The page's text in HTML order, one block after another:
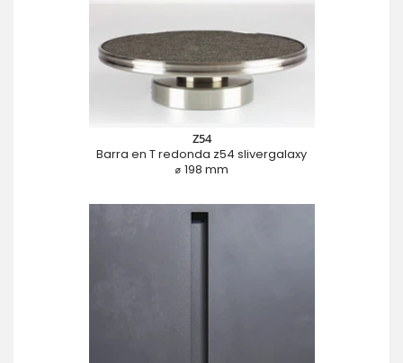
Z54
Barra en T redonda z54 slivergalaxy
⌀ 198 mm